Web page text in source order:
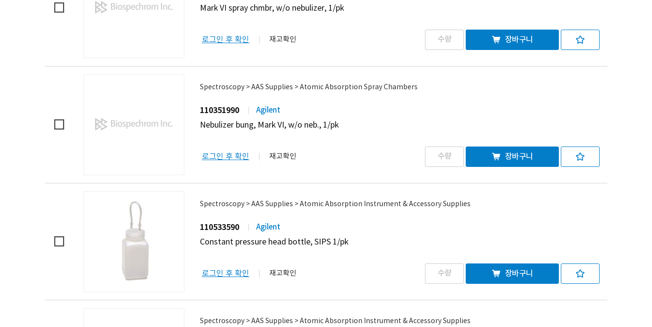
Mark VI spray chmbr, w/o nebulizer, 1/pk
로그인 후 확인 재고확인 장바구니
Spectroscopy > AAS Supplies > Atomic Absorption Spray Chambers
110351990 Agilent
Nebulizer bung, Mark VI, w/o neb., 1/pk
로그인 후 확인 재고확인 장바구니
Spectroscopy > AAS Supplies > Atomic Absorption Instrument & Accessory Supplies
110533590 Agilent
Constant pressure head bottle, SIPS 1/pk
로그인 후 확인 재고확인 장바구니
Spectroscopy > AAS Supplies > Atomic Absorption Instrument & Accessory Supplies